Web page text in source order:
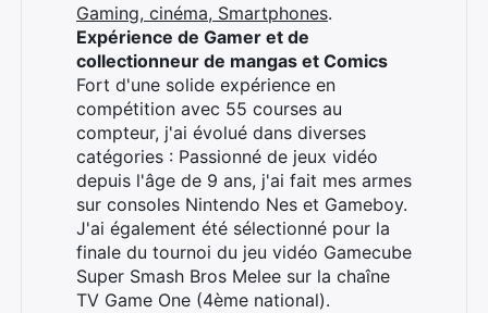
Gaming, cinéma, Smartphones.
Expérience de Gamer et de
collectionneur de mangas et Comics
Fort d'une solide expérience en
compétition avec 55 courses au
compteur, j'ai évolué dans diverses
catégories : Passionné de jeux vidéo
depuis l'âge de 9 ans, j'ai fait mes armes
sur consoles Nintendo Nes et Gameboy.
J'ai également été sélectionné pour la
finale du tournoi du jeu vidéo Gamecube
Super Smash Bros Melee sur la chaîne
TV Game One (4ème national).